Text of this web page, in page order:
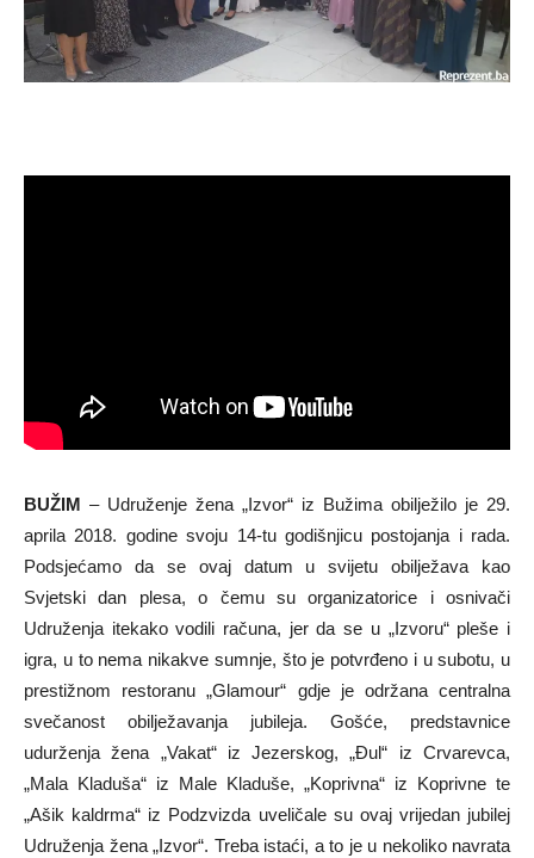
BUŽIM – Udruženje žena „Izvor“ iz Bužima obilježilo je 29.
aprila 2018. godine svoju 14-tu godišnjicu postojanja i rada.
Podsjećamo da se ovaj datum u svijetu obilježava kao
Svjetski dan plesa, o čemu su organizatorice i osnivači
Udruženja itekako vodili računa, jer da se u „Izvoru“ pleše i
igra, u to nema nikakve sumnje, što je potvrđeno i u subotu, u
prestižnom restoranu „Glamour“ gdje je održana centralna
svečanost obilježavanja jubileja. Gošće, predstavnice
udurženja žena „Vakat“ iz Jezerskog, „Đul“ iz Crvarevca,
„Mala Kladuša“ iz Male Kladuše, „Koprivna“ iz Koprivne te
„Ašik kaldrma“ iz Podzvizda uveličale su ovaj vrijedan jubilej
Udruženja žena „Izvor“. Treba istaći, a to je u nekoliko navrata